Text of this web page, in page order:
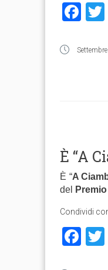
È “A
È “A
del
Condividi